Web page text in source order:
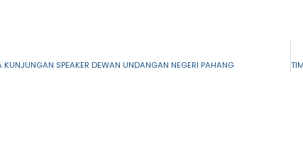
KUNJUNGAN SPEAKER DEWAN UNDANGAN NEGERI PAHANG